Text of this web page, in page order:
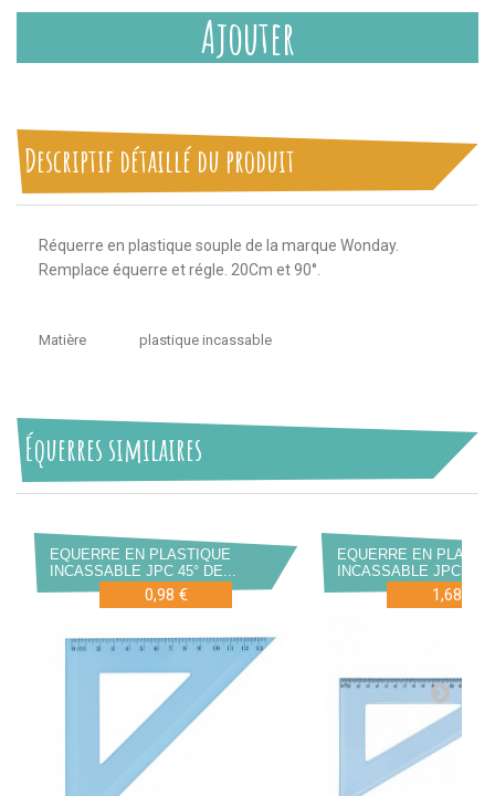
Ajouter
Descriptif détaillé du produit
Réquerre en plastique souple de la marque Wonday.
Remplace équerre et régle. 20Cm et 90°.
Matière plastique incassable
Équerres similaires
EQUERRE EN PLASTIQUE
INCASSABLE JPC 45° DE...
0,98 €
EQUERRE EN
INCASSABLE JPC 60°
1,68 €